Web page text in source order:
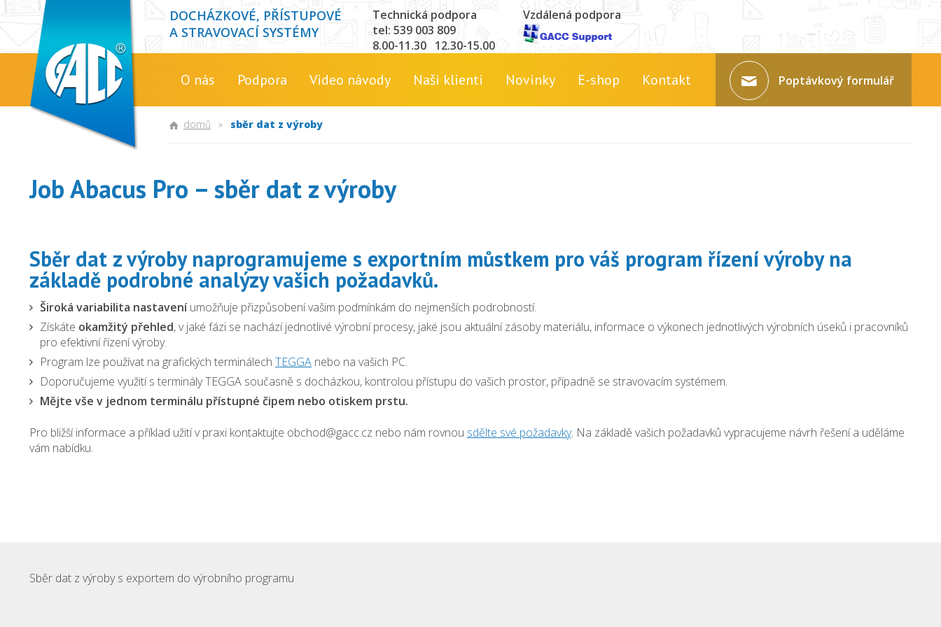
DOCHÁZKOVÉ, PŘÍSTUPOVÉ
A STRAVOVACÍ SYSTÉMY
Technická podpora
tel: 539 003 809
8.00-11.30 12.30-15.00
Vzdálená podpora
O nás Podpora Video návody Naši klienti Novinky E-shop Kontakt Poptávkový formulář
domů » sběr dat z výroby
Job Abacus Pro – sběr dat z výroby
Sběr dat z výroby naprogramujeme s exportním můstkem pro váš program řízení výroby na
základě podrobné analýzy vašich požadavků.
Široká variabilita nastaveníumožňuje přizpůsobení vašim podmínkám do nejmenších podrobností.
Získáte okamžitý přehled, v jaké fázi se nachází jednotlivé výrobní procesy, jaké jsou aktuální zásoby materiálu, informace o výkonech jednotlivých výrobních úseků i pracovníků
pro efektivní řízení výroby.
Program lze používat na grafických terminálech TEGGA nebo na vašich PC.
Doporučujeme využití s terminály TEGGA současně s docházkou, kontrolou přístupu do vašich prostor, případně se stravovacím systémem.
Mějte vše v jednom terminálu přístupné čipem nebo otiskem prstu.
Pro bližší informace a příklad užití v praxi kontaktujte obchod@gacc.cz nebo nám rovnou sdělte své požadavky. Na základě vašich požadavků vypracujeme návrh řešení a uděláme
vám nabídku.
Sběr dat z výroby s exportem do výrobního programu